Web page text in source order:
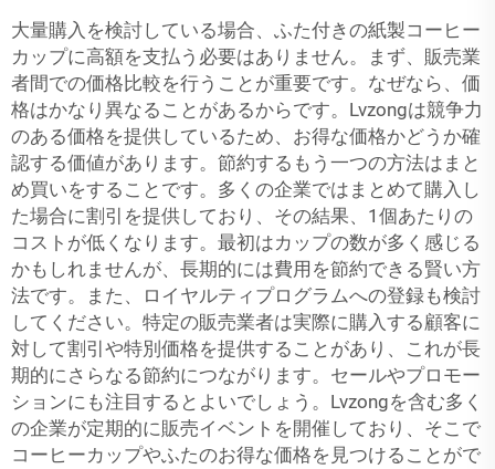
大量購入を検討している場合、ふた付きの紙製コーヒー
カップに高額を支払う必要はありません。まず、販売業
者間での価格比較を行うことが重要です。なぜなら、価
格はかなり異なることがあるからです。Lvzongは競争力
のある価格を提供しているため、お得な価格かどうか確
認する価値があります。節約するもう一つの方法はまと
め買いをすることです。多くの企業ではまとめて購入し
た場合に割引を提供しており、その結果、1個あたりの
コストが低くなります。最初はカップの数が多く感じる
かもしれませんが、長期的には費用を節約できる賢い方
法です。また、ロイヤルティプログラムへの登録も検討
してください。特定の販売業者は実際に購入する顧客に
対して割引や特別価格を提供することがあり、これが長
期的にさらなる節約につながります。セールやプロモー
ションにも注目するとよいでしょう。Lvzongを含む多く
の企業が定期的に販売イベントを開催しており、そこで
コーヒーカップやふたのお得な価格を見つけることがで